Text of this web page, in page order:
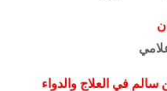
في العلاج والدواء